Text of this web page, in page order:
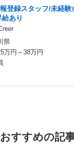
登録スタッフ/未経験
あり
県
万円～38万円
すすめの記